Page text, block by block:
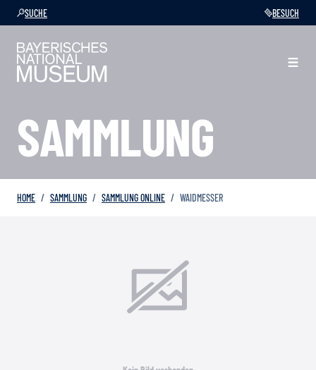
SUCHE BESUCH
SAMMLUNG
HOME SAMMLUNG SAMMLUNG ONLINE WAIDMESSER